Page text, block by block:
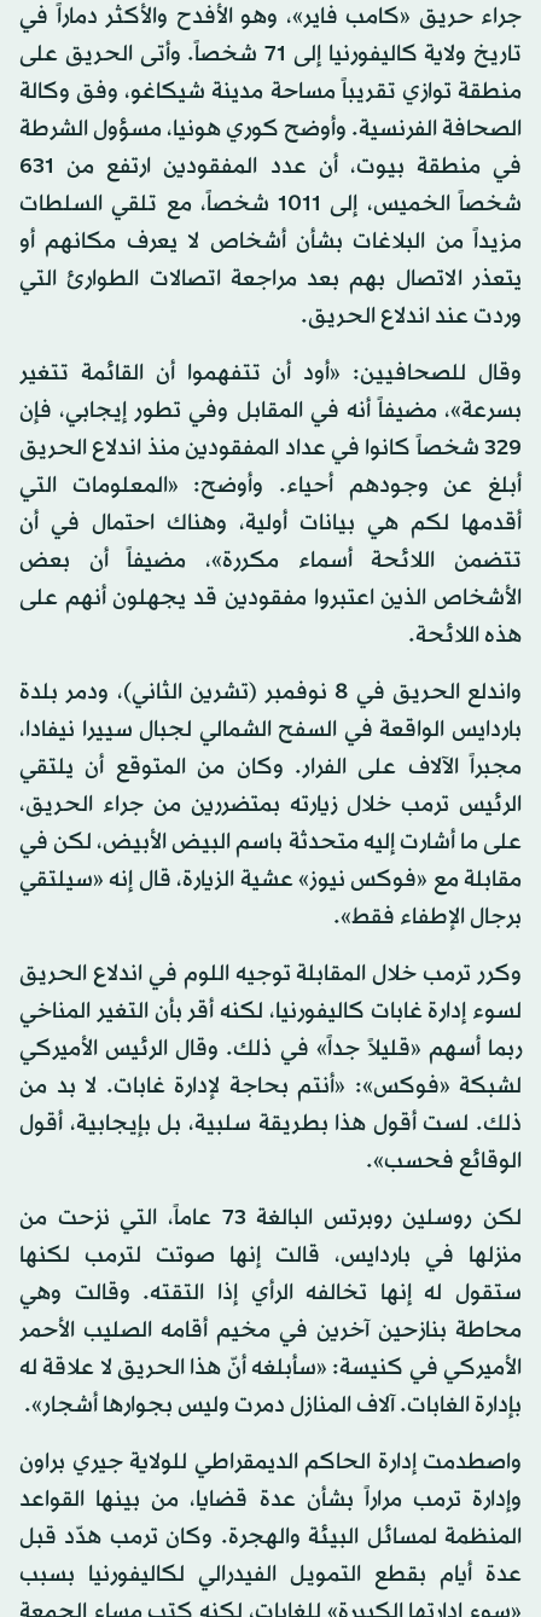
جراء حريق «كامب فاير»، وهو الأفدح والأكثر دماراً في
تاريخ ولاية كاليفورنيا إلى 71 شخصاً. وأتى الحريق على
منطقة توازي تقريباً مساحة مدينة شيكاغو، وفق وكالة
الصحافة الفرنسية. وأوضح كوري هونيا، مسؤول الشرطة
في منطقة بيوت، أن عدد المفقودين ارتفع من 631
شخصاً الخميس، إلى 1011 شخصاً، مع تلقي السلطات
مزيداً من البلاغات بشأن أشخاص لا يعرف مكانهم أو
يتعذر الاتصال بهم بعد مراجعة اتصالات الطوارئ التي
وردت عند اندلاع الحريق.
وقال للصحافيين: «أود أن تتفهموا أن القائمة تتغير
بسرعة»، مضيفاً أنه في المقابل وفي تطور إيجابي، فإن
329 شخصاً كانوا في عداد المفقودين منذ اندلاع الحريق
أبلغ عن وجودهم أحياء. وأوضح: «المعلومات التي
أقدمها لكم هي بيانات أولية، وهناك احتمال في أن
تتضمن اللائحة أسماء مكررة»، مضيفاً أن بعض
الأشخاص الذين اعتبروا مفقودين قد يجهلون أنهم على
هذه اللائحة.
واندلع الحريق في 8 نوفمبر (تشرين الثاني)، ودمر بلدة
باردايس الواقعة في السفح الشمالي لجبال سييرا نيفادا،
مجبراً الآلاف على الفرار. وكان من المتوقع أن يلتقي
الرئيس ترمب خلال زيارته بمتضررين من جراء الحريق،
على ما أشارت إليه متحدثة باسم البيض الأبيض، لكن في
مقابلة مع «فوكس نيوز» عشية الزيارة، قال إنه «سيلتقي
برجال الإطفاء فقط».
وكرر ترمب خلال المقابلة توجيه اللوم في اندلاع الحريق
لسوء إدارة غابات كاليفورنيا، لكنه أقر بأن التغير المناخي
ربما أسهم «قليلاً جداً» في ذلك. وقال الرئيس الأميركي
لشبكة «فوكس»: «أنتم بحاجة لإدارة غابات. لا بد من
ذلك. لست أقول هذا بطريقة سلبية، بل بإيجابية، أقول
الوقائع فحسب».
لكن روسلين روبرتس البالغة 73 عاماً، التي نزحت من
منزلها في باردايس، قالت إنها صوتت لترمب لكنها
ستقول له إنها تخالفه الرأي إذا التقته. وقالت وهي
محاطة بنازحين آخرين في مخيم أقامه الصليب الأحمر
الأميركي في كنيسة: «سأبلغه أنّ هذا الحريق لا علاقة له
بإدارة الغابات. آلاف المنازل دمرت وليس بجوارها أشجار».
واصطدمت إدارة الحاكم الديمقراطي للولاية جيري براون
وإدارة ترمب مراراً بشأن عدة قضايا، من بينها القواعد
المنظمة لمسائل البيئة والهجرة. وكان ترمب هدّد قبل
عدة أيام بقطع التمويل الفيدرالي لكاليفورنيا بسبب